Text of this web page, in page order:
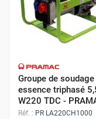
grande
stable et
Groupes
Les groupes
sources d'énergie,
pour offrir une
permet non
carburant et les
Groupe de soudage
essence triphasé
W220 TDC -
Réf. : PR LA220CH1000